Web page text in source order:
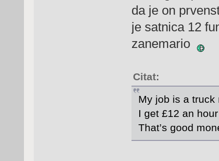
da je on
je satnica 12
zanemario
Citat:
My job is a truck
I get £12 an
That’s good